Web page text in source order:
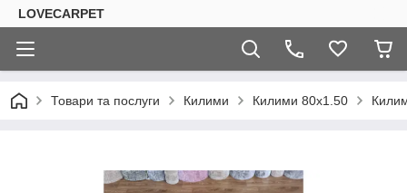
LOVECARPET
Товари та послуги Килими Килими 80х1.50